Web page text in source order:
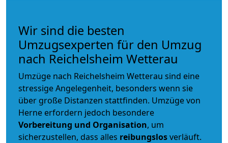
Wir sind die besten
Umzugsexperten für den Umzug
nach Reichelsheim Wetterau
Umzüge nach Reichelsheim Wetterau sind eine
stressige Angelegenheit, besonders wenn sie
über große Distanzen stattfinden. Umzüge von
Herne erfordern jedoch besondere
Vorbereitung und Organisation, um
sicherzustellen, dass alles reibungslosverläuft.